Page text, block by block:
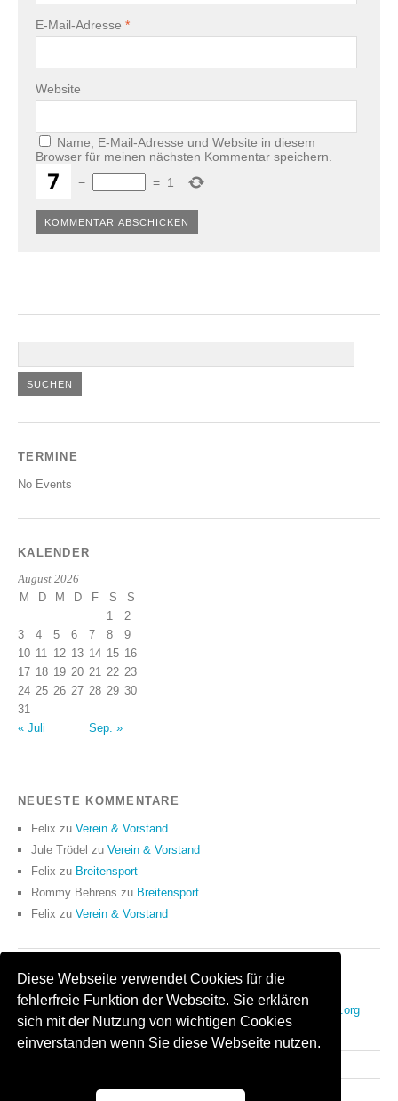
Diese Webseite verwendet Cookies für die
fehlerfreie Funktion der Webseite. Sie erklären
sich mit der Nutzung von wichtigen Cookies
einverstanden wenn Sie diese Webseite nutzen.
E-Mail-Adresse *
Website
Name, E-Mail-Adresse und Website in diesem
Browser für meinen nächsten Kommentar speichern.
−
= 1
TERMINE
No Events
KALENDER
August 2026
M D M D F S
S
1
2
3
4 5 6 7 8
9
10 11 12 13 14 15 16
17 18 19 20 21 22 23
24 25 26 27 28 29 30
31
« Juli
Sep. »
NEUESTE KOMMENTARE
Felix zu Verein & Vorstand
Jule Trödel zu Verein & Vorstand
Felix zu Breitensport
Rommy Behrens zu Breitensport
Felix zu Verein & Vorstand
ANMELDEN
WordPress.org